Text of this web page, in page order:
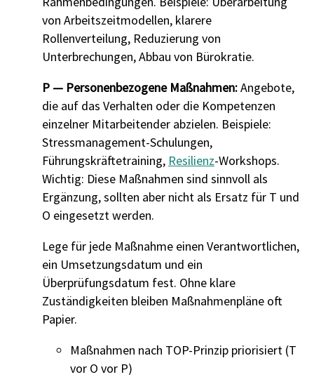
von Arbeitszeitmodellen, klarere
Rollenverteilung, Reduzierung von
Unterbrechungen, Abbau von Bürokratie.
P — Personenbezogene Maßnahmen:Angebote,
die auf das Verhalten oder die Kompetenzen
einzelner Mitarbeitender abzielen. Beispiele:
Stressmanagement-Schulungen,
Führungskräftetraining, Resilienz-Workshops.
Wichtig: Diese Maßnahmen sind sinnvoll als
Ergänzung, sollten aber nicht als Ersatz für T und
O eingesetzt werden.
Lege für jede Maßnahme einen Verantwortlichen,
ein Umsetzungsdatum und ein
Überprüfungsdatum fest. Ohne klare
Zuständigkeiten bleiben Maßnahmenpläne oft
Papier.
Maßnahmen nach TOP-Prinzip priorisiert (T
vor O vor P)